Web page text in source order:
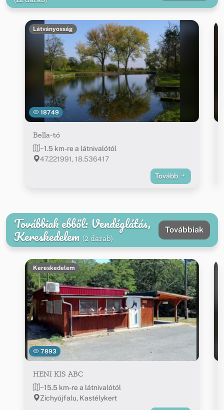
18749
Látványosság
Bella-tó
~1.5 km-re a látnivalótól
47.221991, 18.536417
Tovább
Továbbiak ebből: Vendéglátás,
Kereskedelem (2 darab)
Továbbiak
7893
Kereskedelem
HENI KIS ABC
~15.5 km-re a látnivalótól
Zichyújfalu, Kastélykert